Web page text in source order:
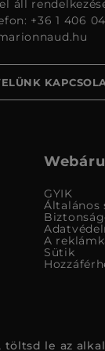
áll
+36 1 406
GYIK
Általános
A
Sütik
le az